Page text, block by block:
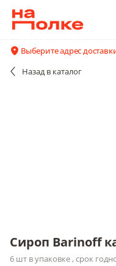
Выберите адрес
Назад в каталог
6 шт в упаковке ,
Акции
Все
Сироп Barinoff
6 шт в упаковке , срок